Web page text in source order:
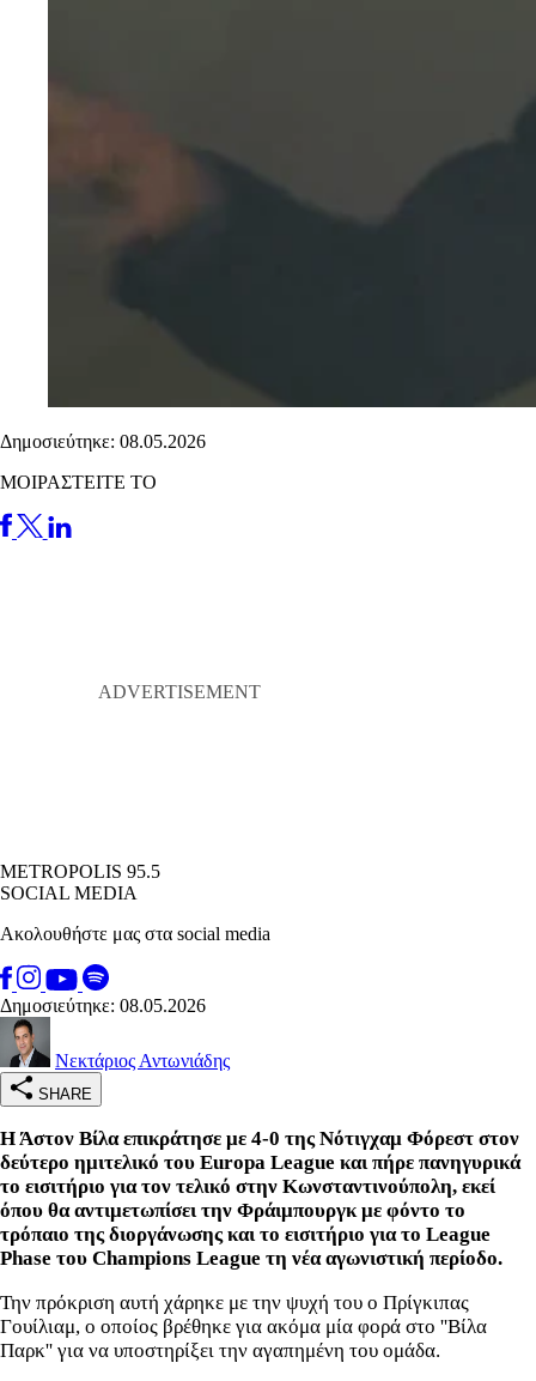
Δημοσιεύτηκε: 08.05.2026
ΜΟΙΡΑΣΤΕΙΤΕ ΤΟ
METROPOLIS 95.5
SOCIAL MEDIA
Ακολουθήστε μας στα social media
Δημοσιεύτηκε: 08.05.2026
Νεκτάριος Αντωνιάδης
SHARE
Η Άστον Βίλα επικράτησε με 4-0 της Νότιγχαμ Φόρεστ στον
δεύτερο ημιτελικό του Europa League και πήρε πανηγυρικά
το εισιτήριο για τον τελικό στην Κωνσταντινούπολη, εκεί
όπου θα αντιμετωπίσει την Φράιμπουργκ με φόντο το
τρόπαιο της διοργάνωσης και το εισιτήριο για το League
Phase του Champions League τη νέα αγωνιστική περίοδο.
Την πρόκριση αυτή χάρηκε με την ψυχή του ο Πρίγκιπας
Γουίλιαμ, ο οποίος βρέθηκε για ακόμα μία φορά στο ''Βίλα
Παρκ'' για να υποστηρίξει την αγαπημένη του ομάδα.